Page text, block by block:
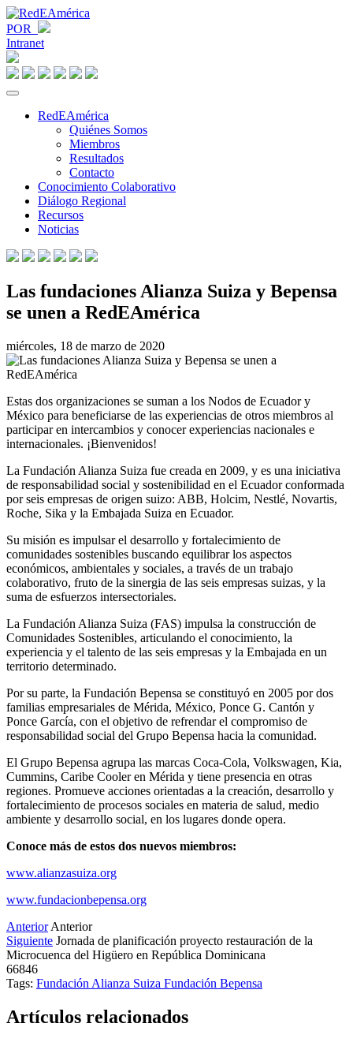
POR
Intranet
RedEAmérica
Quiénes Somos
Miembros
Resultados
Contacto
Conocimiento Colaborativo
Diálogo Regional
Recursos
Noticias
Las fundaciones Alianza Suiza y Bepensa
se unen a RedEAmérica
miércoles, 18 de marzo de 2020
Estas dos organizaciones se suman a los Nodos de Ecuador y
México para beneficiarse de las experiencias de otros miembros al
participar en intercambios y conocer experiencias nacionales e
internacionales. ¡Bienvenidos!
La Fundación Alianza Suiza fue creada en 2009, y es una iniciativa
de responsabilidad social y sostenibilidad en el Ecuador conformada
por seis empresas de origen suizo: ABB, Holcim, Nestlé, Novartis,
Roche, Sika y la Embajada Suiza en Ecuador.
Su misión es impulsar el desarrollo y fortalecimiento de
comunidades sostenibles buscando equilibrar los aspectos
económicos, ambientales y sociales, a través de un trabajo
colaborativo, fruto de la sinergia de las seis empresas suizas, y la
suma de esfuerzos intersectoriales.
La Fundación Alianza Suiza (FAS) impulsa la construcción de
Comunidades Sostenibles, articulando el conocimiento, la
experiencia y el talento de las seis empresas y la Embajada en un
territorio determinado.
Por su parte, la Fundación Bepensa se constituyó en 2005 por dos
familias empresariales de Mérida, México, Ponce G. Cantón y
Ponce García, con el objetivo de refrendar el compromiso de
responsabilidad social del Grupo Bepensa hacia la comunidad.
El Grupo Bepensa agrupa las marcas Coca-Cola, Volkswagen, Kia,
Cummins, Caribe Cooler en Mérida y tiene presencia en otras
regiones. Promueve acciones orientadas a la creación, desarrollo y
fortalecimiento de procesos sociales en materia de salud, medio
ambiente y desarrollo social, en los lugares donde opera.
Conoce más de estos dos nuevos miembros:
www.alianzasuiza.org
www.fundacionbepensa.org
Anterior Anterior
Siguiente Jornada de planificación proyecto restauración de la
Microcuenca del Higüero en República Dominicana
66846
Tags: Fundación Alianza Suiza Fundación Bepensa
Artículos relacionados